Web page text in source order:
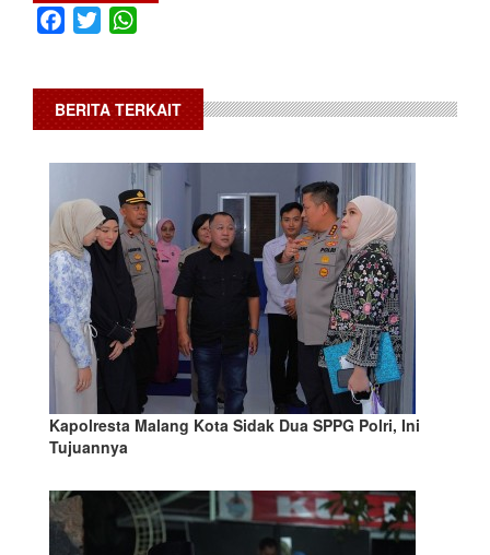
Facebook
Twitter
BERITA TERKAIT
Kapolresta Malang Kota Sidak Dua SPPG Polri, Ini
Tujuannya